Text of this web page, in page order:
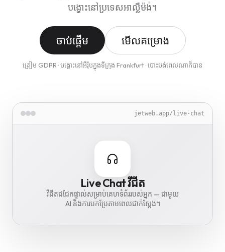
បង្ហោះនៅប្រទេសអាល្លឺម៉ង់។
ចាប់ផ្តើម មើលគម្រោង
ត្រៀម GDPR · បង្ហោះនៅអឺរ៉ុបក្នុងទីក្រុង Frankfurt · បោះបង់ពេលណាក៏បាន
jetweb.app/image-optimizer
Image Optimizer
ធ្វើឱ្យរូបភាពតូចជាងមុនរហូតដល់ 85% — ដោយ
ស្វ័យប្រវត្តិ។
jetweb.app/translate
Translate
Translate គេហទំព័រទាំងមូលរបស់អ្នកទៅជា
46 ភាសា។
jetweb.app/cookie-guard
Cookie Guard
បដា GDPR cookie ជា 62 ភាសា — ត្រៀមខ្លួន
សម្រាប់ TTDSG ។
jetweb.app/live-chat
Live Chat វីជីត
វីជីតជជែកផ្ទាល់សម្រាប់គេហទំព័ររបស់អ្នក — ជាមួយ
AI និងការបកប្រែតាមពេលជាក់ស្តែង។
jetweb.app/backup
Backup Vault
ការបម្រុងទុកគេហទំព័រដែលបានអ៊ិនគ្រីបប្រចាំថ្ងៃ —
រក្សាទុកនៅទីក្រុង Frankfurt ។